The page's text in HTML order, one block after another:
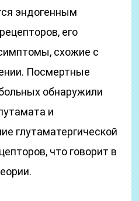
эндогенным
его
схожие с
Посмертные
обнаружили
и
глутаматергической
что говорит в